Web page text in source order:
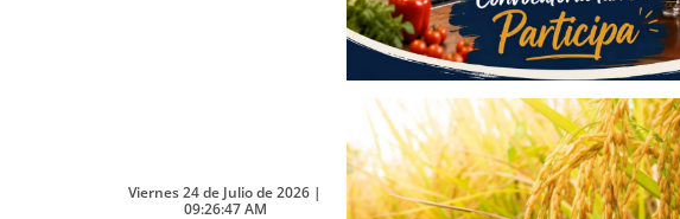
Viernes 24 de Julio de 2026 |
09:26:47 AM